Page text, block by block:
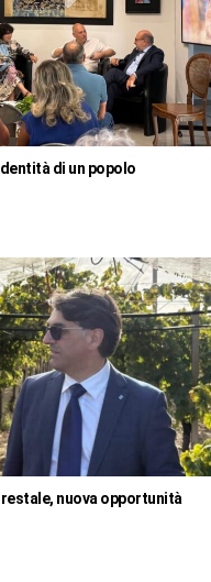
di un popolo
nuova opportunità